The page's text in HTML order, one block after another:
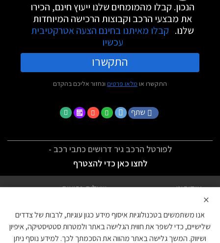
הנכון. קבלו מהמומחים שלנו ייעוץ חינם, הכירו
את מבצעי הרכב וקבוצות הרכישה המיוחדות
שלנו. קבלו מאיתנו בחינם הצעה אטרקטיבית
עכשיו
התקשרו
התקשרו או מלאו פרטים ונחזור אליכם בהקדם
שתף
לפורטל הרכב גיר דרושים כתבי רכב -
לחצו כאן כדי להצטרף
אודותינו
שאלות נפוצות
הצהרת נגישות
צור קשר
×
אנו משתמשים בטכנולוגיות איסוף מידע כגון עוגיות, לרבות של צדדים
שלישיים, כדי לשפר את חווית הגלישה באתר ולמטרות סטטיסטיקה, איפיון
ושיווק. המשך גלישה באתר מהווה את הסכמתך לכך. למידע נוסף ניתן